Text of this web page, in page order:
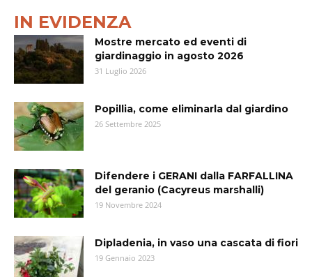
IN EVIDENZA
Mostre mercato ed eventi di
giardinaggio in agosto 2026
31 Luglio 2026
Popillia, come eliminarla dal giardino
26 Settembre 2025
Difendere i GERANI dalla FARFALLINA
del geranio (Cacyreus marshalli)
19 Novembre 2024
Dipladenia, in vaso una cascata di fiori
19 Gennaio 2023